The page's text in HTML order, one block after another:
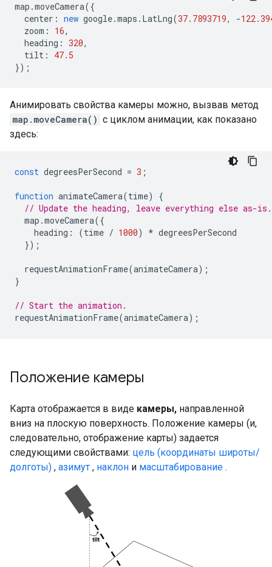
map .moveCamera({
center : new google.maps . LatLng(37.7893719, -
zoom : 16,
heading : 320,
tilt :
47.5
});
Анимировать свойства камеры можно, вызвав метод
map.moveCamera() с циклом анимации, как показано
здесь:
const degreesPerSecond = 3 ;
function animateCamera(time)
{
// Update the heading, leave everything else as-is.
map .moveCamera({
heading : (time / 1000) * degreesPerSecond
});
requestAnimationFrame(animateCamera);
}
// Start the animation.
requestAnimationFrame(animateCamera);
Положение камеры
Карта отображается в виде камеры, направленной
вниз на плоскую поверхность. Положение камеры (и,
следовательно, отображение карты) задается
следующими свойствами: цель (координаты широты/
долготы) , азимут , наклон и масштабирование .